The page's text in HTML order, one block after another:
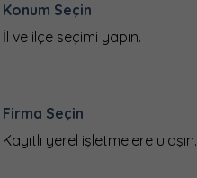
Konum Seçin
İl ve ilçe seçimi yapın.
Firma Seçin
Kayıtlı yerel işletmelere ulaşın.